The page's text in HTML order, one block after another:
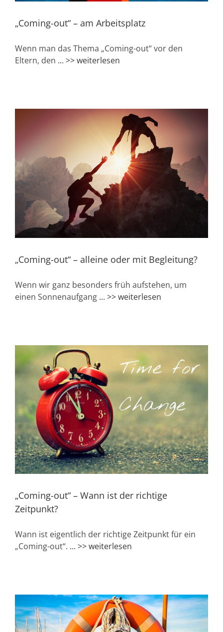
„Coming-out“ – am Arbeitsplatz
Wenn man das Thema „Coming-out“ vor den
Eltern, den ... >> weiterlesen
„Coming-out“ – alleine oder mit Begleitung?
Wenn wir ganz besonders früh aufstehen, um
einen Sonnenaufgang ... >> weiterlesen
„Coming-out“ – Wann ist der richtige
Zeitpunkt?
Wann ist eigentlich der richtige Zeitpunkt für ein
„Coming-out“. ... >> weiterlesen